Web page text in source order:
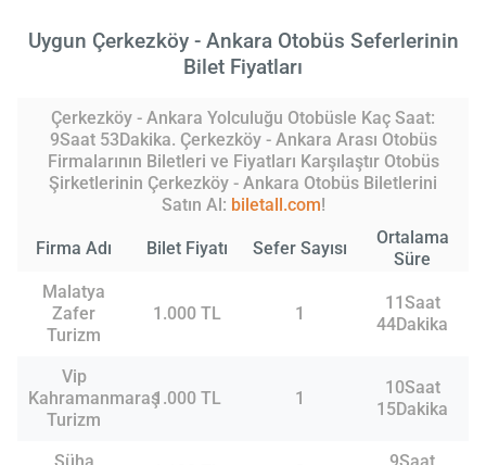
Uygun Çerkezköy - Ankara Otobüs Seferlerinin
Bilet Fiyatları
Çerkezköy - Ankara Yolculuğu Otobüsle Kaç Saat:
9Saat 53Dakika. Çerkezköy - Ankara Arası Otobüs
Firmalarının Biletleri ve Fiyatları Karşılaştır Otobüs
Şirketlerinin Çerkezköy - Ankara Otobüs Biletlerini
Satın Al: biletall.com!
Firma Adı Bilet Fiyatı Sefer Sayısı
Ortalama
Süre
Malatya
Zafer
Turizm
1.000 TL 1
11Saat
44Dakika
Vip
Kahramanmaraş
Turizm
1.000 TL 1
10Saat
15Dakika
Süha
9Saat